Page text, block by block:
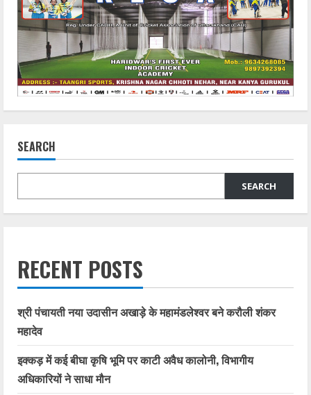
SEARCH
SEARCH
RECENT POSTS
श्री पंचायती नया उदासीन अखाड़े के महामंडलेश्वर बने करौली शंकर
महादेव
इक्कड़ में कई बीघा कृषि भूमि पर काटी अवैध कालोनी, विभागीय
अधिकारियों ने साधा मौन